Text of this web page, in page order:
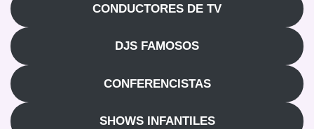
CONDUCTORES DE TV
DJS FAMOSOS
CONFERENCISTAS
SHOWS INFANTILES